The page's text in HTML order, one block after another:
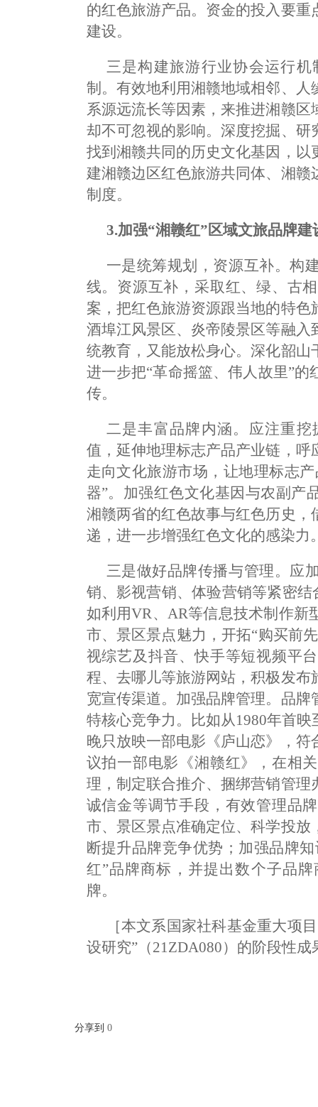
的红色旅游产品。资金的投入要
建设。
三是构建旅游行业协会运行
制。有效地利用湘赣地域相邻、
系源远流长等因素，来推进湘赣
却不可忽视的影响。深度挖掘、
找到湘赣共同的历史文化基因，
建湘赣边区红色旅游共同体、湘
制度。
3.加强“湘赣红”区域文旅品牌建
一是统筹规划，资源互补。构
线。资源互补，采取红、绿、古
案，把红色旅游资源跟当地的特
酒埠江风景区、炎帝陵景区等融
统教育，又能放松身心。深化韶
进一步把“革命摇篮、伟人故里”
传。
二是丰富品牌内涵。应注重
值，延伸地理标志产品产业链，
走向文化旅游市场，让地理标志
器”。加强红色文化基因与农副产
湘赣两省的红色故事与红色历史
递，进一步增强红色文化的感染力
三是做好品牌传播与管理。应
销、影视营销、体验营销等紧密
如利用VR、AR等信息技术制作新
市、景区景点魅力，开拓“购买前
视综艺及抖音、快手等短视频平
程、去哪儿等旅游网站，积极发
宽宣传渠道。加强品牌管理。品
特核心竞争力。比如从1980年首
晚只放映一部电影《庐山恋》，
议拍一部电影《湘赣红》，在相
理，制定联合推介、捆绑营销管
诚信金等调节手段，有效管理品
市、景区景点准确定位、科学投
断提升品牌竞争优势；加强品牌
红”品牌商标，并提出数个子品
牌。
［本文系国家社科基金重大项
设研究”（21ZDA080）的阶段性成
分享到 0